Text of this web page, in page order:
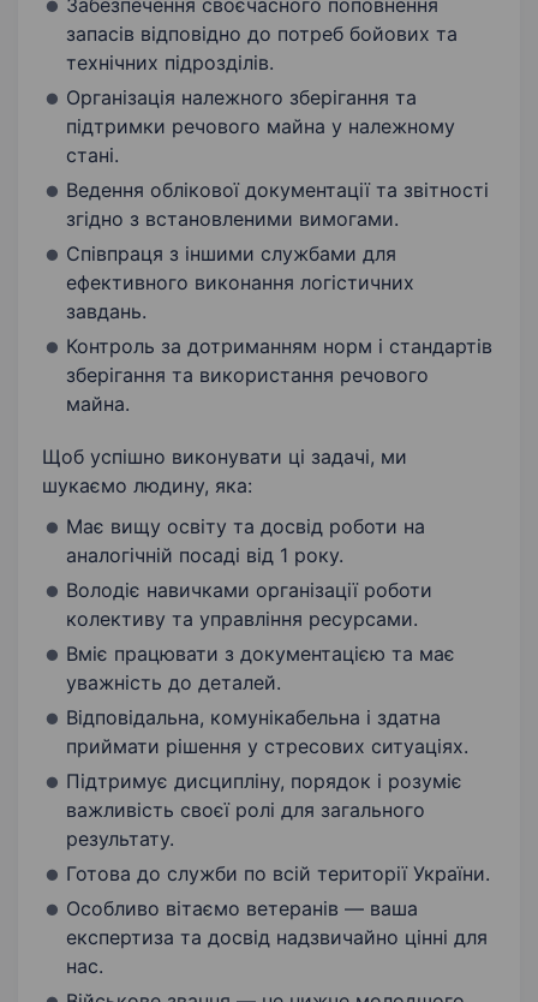
Забезпечення своєчасного поповнення
запасів відповідно до потреб бойових та
технічних підрозділів.
Організація належного зберігання та
підтримки речового майна у належному
стані.
Ведення облікової документації та звітності
згідно з встановленими вимогами.
Співпраця з іншими службами для
ефективного виконання логістичних
завдань.
Контроль за дотриманням норм і стандартів
зберігання та використання речового
майна.
Щоб успішно виконувати ці задачі, ми
шукаємо людину, яка:
Має вищу освіту та досвід роботи на
аналогічній посаді від 1 року.
Володіє навичками організації роботи
колективу та управління ресурсами.
Вміє працювати з документацією та має
уважність до деталей.
Відповідальна, комунікабельна і здатна
приймати рішення у стресових ситуаціях.
Підтримує дисципліну, порядок і розуміє
важливість своєї ролі для загального
результату.
Готова до служби по всій території України.
Особливо вітаємо ветеранів — ваша
експертиза та досвід надзвичайно цінні для
нас.